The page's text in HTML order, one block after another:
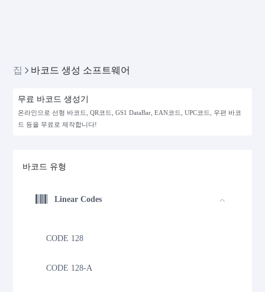
집 바코드 생성 소프트웨어
무료 바코드 생성기
온라인으로 선형 바코드, QR코드, GS1 DataBar, EAN코드, UPC코드, 우편 바코
드 등을 무료로 제작합니다!
바코드 유형
Linear Codes
CODE 128
CODE 128-A